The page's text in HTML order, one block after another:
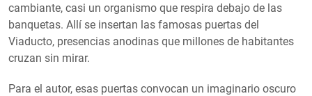
cambiante, casi un organismo que respira debajo de las
banquetas. Allí se insertan las famosas puertas del
Viaducto, presencias anodinas que millones de habitantes
cruzan sin mirar.
Para el autor, esas puertas convocan un imaginario oscuro